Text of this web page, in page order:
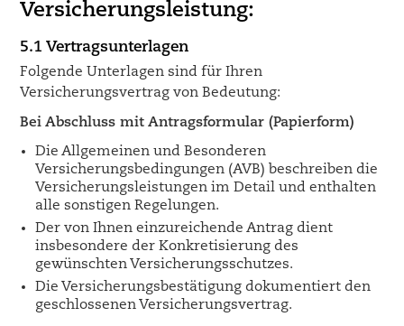
Versicherungsleistung:
5.1 Vertragsunterlagen
Folgende Unterlagen sind für Ihren
Versicherungsvertrag von Bedeutung:
Bei Abschluss mit Antragsformular (Papierform)
Die Allgemeinen und Besonderen
Versicherungsbedingungen (AVB) beschreiben die
Versicherungsleistungen im Detail und enthalten
alle sonstigen Regelungen.
Der von Ihnen einzureichende Antrag dient
insbesondere der Konkretisierung des
gewünschten Versicherungsschutzes.
Die Versicherungsbestätigung dokumentiert den
geschlossenen Versicherungsvertrag.